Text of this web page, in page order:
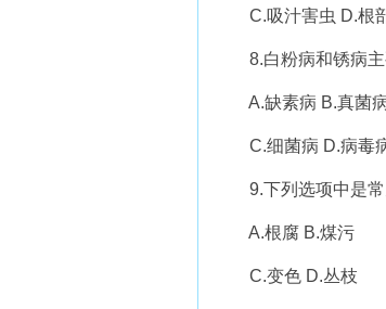
C.吸汁害虫 D.根
8.白粉病和锈病主
A.缺素病 B.真菌
C.细菌病 D.病毒
9.下列选项中是常
A.根腐 B.煤污
C.变色 D.丛枝